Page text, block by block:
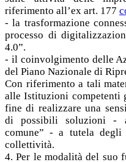
riferimento all’ex art. 177
- la trasformazione
processo di
4.0”.
- il coinvolgimento delle
del Piano Nazionale di
Con riferimento a tali
alle Istituzioni competenti
fine di realizzare una
di possibili soluzioni -
comune” - a tutela
collettività.
4. Per le modalità del suo